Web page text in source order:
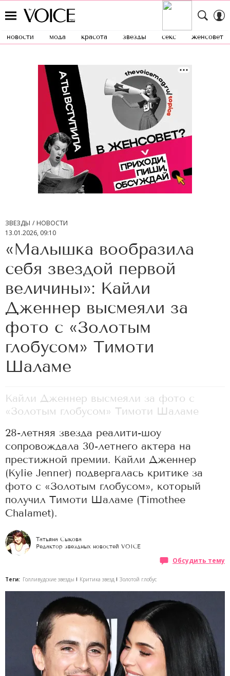
новости мода красота звезды секс женсовет
ЗВЕЗДЫ
НОВОСТИ
13.01.2026, 09:10
«Малышка вообразила
себя звездой первой
величины»: Кайли
Дженнер высмеяли за
фото с «Золотым
глобусом» Тимоти
Шаламе
Кайли Дженнер высмеяли за фото с
«Золотым глобусом» Тимоти Шаламе
28-летняя звезда реалити-шоу
сопровождала 30-летнего актера на
престижной премии. Кайли Дженнер
(Kylie Jenner) подвергалась критике за
фото с «Золотым глобусом», который
получил Тимоти Шаламе (Timothee
Chalamet).
Татьяна Сыкова
Редактор звездных новостей VOICE
Обсудить тему
Теги: Голливудские звезды Критика звезд Золотой глобус